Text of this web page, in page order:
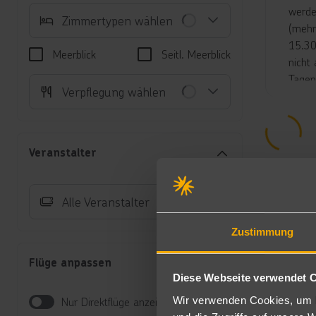
Zustimmung
Diese Webseite verwendet
Wir verwenden Cookies,
Zimmertypen wählen
Meerblick Seitl. Meerblick
Verpflegung wählen
Veranstalter
Alle Veranstalter
Flüge anpassen
Nur Direktflüge anzeigen
nicht
von